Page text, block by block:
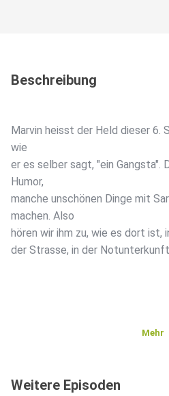
Beschreibung
Marvin heisst der Held dieser 6.
wie
er es selber sagt, "ein Gangsta".
Humor,
manche unschönen Dinge mit
machen. Also
hören wir ihm zu, wie es dort ist,
der Strasse, in der
Mehr
Weitere Episoden